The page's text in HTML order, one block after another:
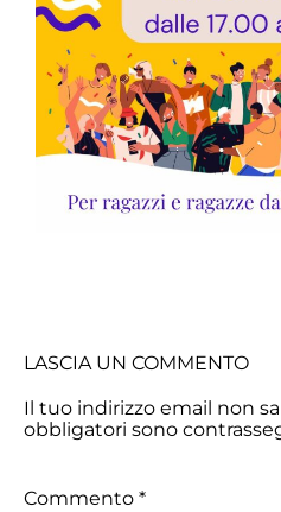
LASCIA UN COMMENTO
Il tuo indirizzo email non
obbligatori sono
Commento *